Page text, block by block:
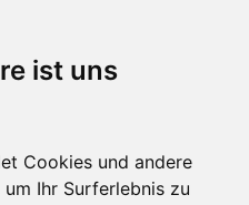
ist uns
Cookies und andere
Ihr Surferlebnis zu
SKI APP
für iOS und Android - Ein
und Schneefreaks!